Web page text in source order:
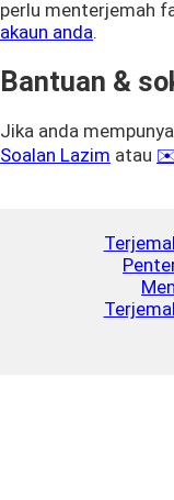
perlu menterjemah
akaun anda.
Bantuan &
Jika anda
Soalan Lazim atau ✉️